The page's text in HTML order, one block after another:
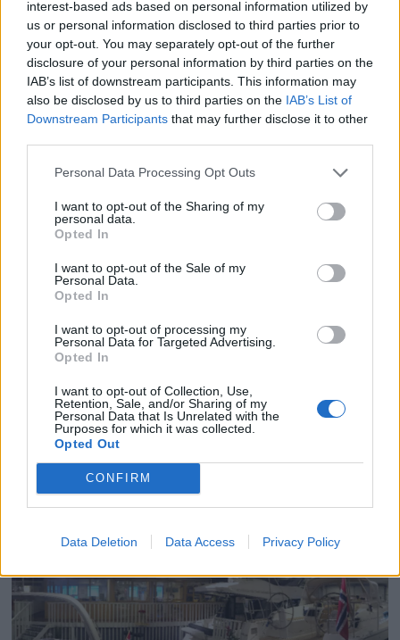
interest-based ads based on personal information utilized by
us or personal information disclosed to third parties prior to
your opt-out. You may separately opt-out of the further
disclosure of your personal information by third parties on the
IAB’s list of downstream participants. This information may
also be disclosed by us to third parties on the IAB’s List of
Downstream Participants that may further disclose it to other
Personal Data Processing Opt Outs
I want to opt-out of the Sharing of my
personal data.
Opted In
I want to opt-out of the Sale of my
Personal Data.
Opted In
I want to opt-out of processing my
Personal Data for Targeted Advertising.
Opted In
I want to opt-out of Collection, Use,
Retention, Sale, and/or Sharing of my
Personal Data that Is Unrelated with the
Purposes for which it was collected.
Opted Out
CONFIRM
Data Deletion Data Access Privacy Policy
Bestilt for få Marex
Valgte flytende landsted